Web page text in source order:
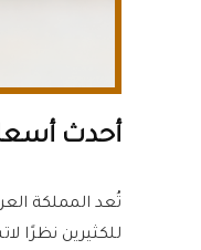
أحدث أسعار
تُعد المملكة
للكثيرين نظرًا